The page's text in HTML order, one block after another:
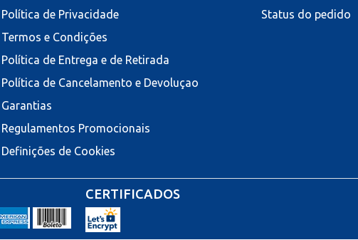
Política de Privacidade
Termos e Condições
Política de Entrega e de Retirada
Política de Cancelamento e Devoluçao
Garantias
Regulamentos Promocionais
Definições de Cookies
Status do pedido
CERTIFICADOS